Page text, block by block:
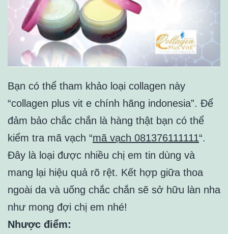
Bạn có thể tham khảo loại collagen này
“collagen plus vit e chính hãng indonesia”. Để
đảm bảo chắc chắn là hàng thật bạn có thể
kiểm tra mã vạch “mã vạch 081376111111“.
Đây là loại được nhiều chị em tin dùng và
mang lại hiệu quả rõ rệt. Kết hợp giữa thoa
ngoài da và uống chắc chắn sẽ sở hữu làn nha
như mong đợi chị em nhé!
Nhược điểm: